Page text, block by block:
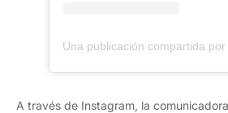
A través de Instagram, la